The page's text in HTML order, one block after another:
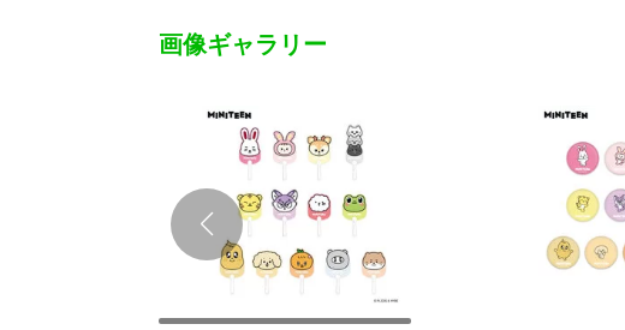
画像ギャラリー